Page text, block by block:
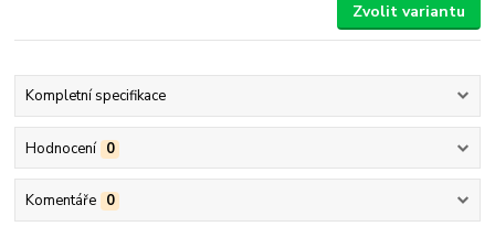
Zvolit variantu
Kompletní specifikace
Hodnocení 0
Komentáře 0